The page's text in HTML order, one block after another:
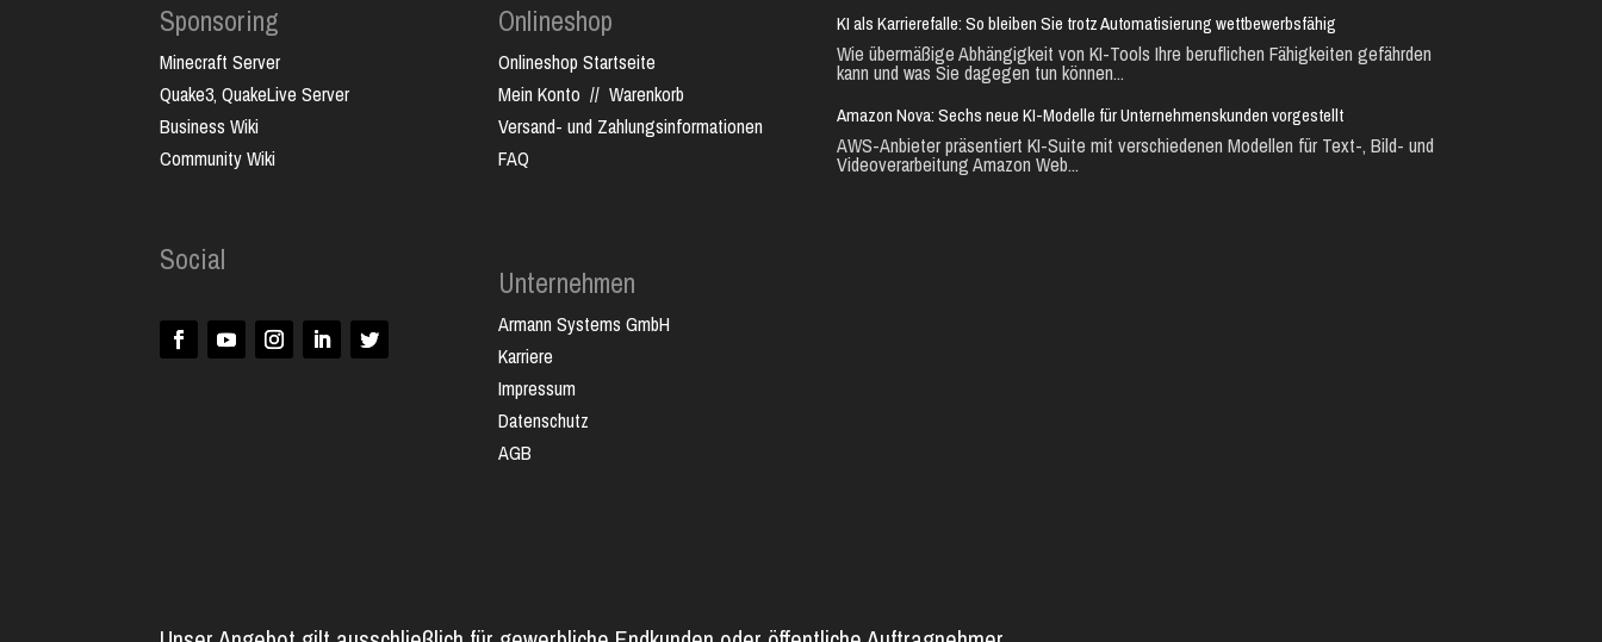
Sponsoring
Minecraft Server
Quake3, QuakeLive Server
Business Wiki
Community Wiki
Social
Onlineshop
Onlineshop Startseite
Mein Konto // Warenkorb
Versand- und Zahlungsinformationen
FAQ
Unternehmen
Armann Systems GmbH
Karriere
Impressum
Datenschutz
AGB
KI als Karrierefalle: So bleiben Sie trotz Automatisierung wettbewerbsfähig
Wie übermäßige Abhängigkeit von KI-Tools Ihre beruflichen Fähigkeiten gefährden
kann und was Sie dagegen tun können...
Amazon Nova: Sechs neue KI-Modelle für Unternehmenskunden vorgestellt
AWS-Anbieter präsentiert KI-Suite mit verschiedenen Modellen für Text-, Bild- und
Videoverarbeitung Amazon Web...